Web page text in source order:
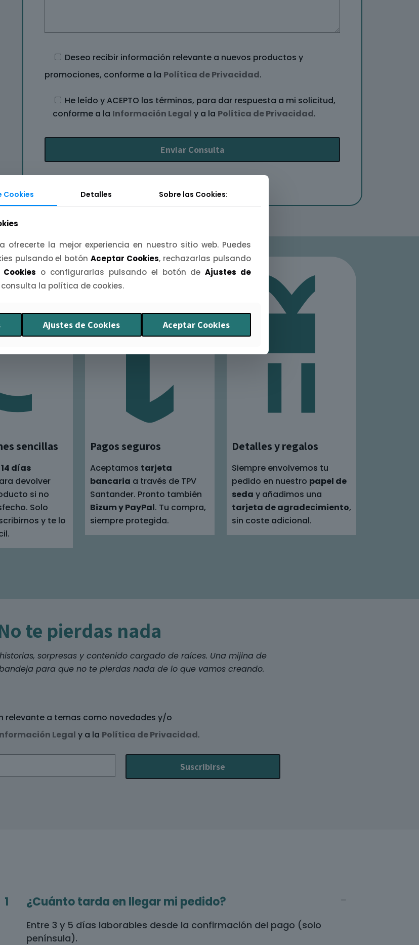
Deseo recibir información relevante a nuevos productos y
promociones, conforme a la Política de Privacidad.
He leído y ACEPTO los términos, para dar respuesta a mi solicitud,
conforme a la Información Legal y a la Política de Privacidad.
sencillas
14 días
devolver
si no
Solo
y te lo
Pagos seguros
Aceptamos tarjeta
bancaria a través de TPV
Santander. Pronto también
Bizum y PayPal. Tu compra,
siempre protegida.
Detalles y regalos
Siempre envolvemos tu
pedido en nuestro papel de
seda y añadimos una
tarjeta de agradecimiento,
sin coste adicional.
te pierdas nada
sorpresas y contenido cargado de raíces. Una mijina de
para que no te pierdas nada de lo que vamos creando.
relevante a temas como novedades y/o
Legal y a la Política de Privacidad.
1 ¿Cuánto tarda en llegar mi pedido?
Entre 3 y 5 días laborables desde la confirmación del pago (solo
península).
Cookies Detalles Sobre las Cookies:
ofrecerte la mejor experiencia en nuestro sitio web. Puedes
pulsando el botónAceptar Cookies, rechazarlas pulsando
Cookies o configurarlas pulsando el botón deAjustes de
la política de cookies.
Ajustes de Cookies Aceptar Cookies